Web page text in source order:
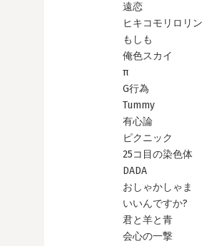
遠恋
ヒキコモリロリン
もしも
俺色スカイ
π
G行為
Tummy
有心論
ピクニック
25コ目の染色体
DADA
おしゃかしゃま
いいんですか?
君と羊と青
会心の一撃